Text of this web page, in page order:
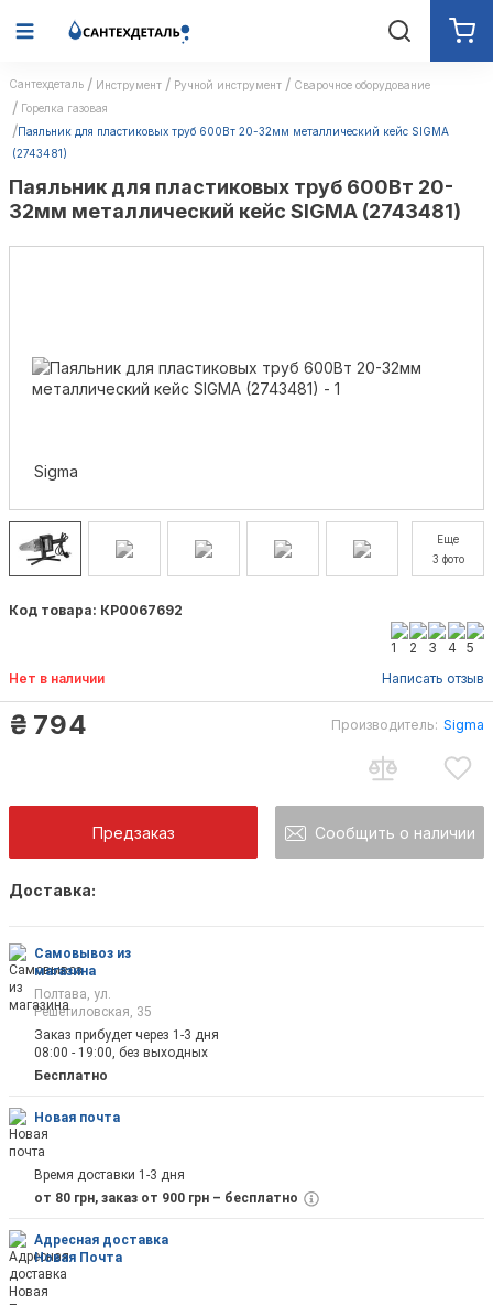
Сантехдеталь Инструмент Ручной инструмент
Сварочное оборудование
Горелка газовая
Паяльник для пластиковых труб 600Вт 20-32мм металлический кейс SIGMA
(2743481)
Паяльник для пластиковых труб 600Вт 20-
32мм металлический кейс SIGMA (2743481)
Sigma
Еще
3 фото
Код товара: КР0067692
Нет в наличии Написать отзыв
₴ 794 Производитель: Sigma
Предзаказ Сообщить о наличии
Доставка:
Самовывоз из
магазина
Полтава, ул.
Решетиловская, 35
Заказ прибудет через 1-3 дня
08:00 - 19:00, без выходных
Бесплатно
Новая почта
Время доставки 1-3 дня
от 80 грн, заказ от 900 грн – бесплатно
Адресная доставка
Новая Почта